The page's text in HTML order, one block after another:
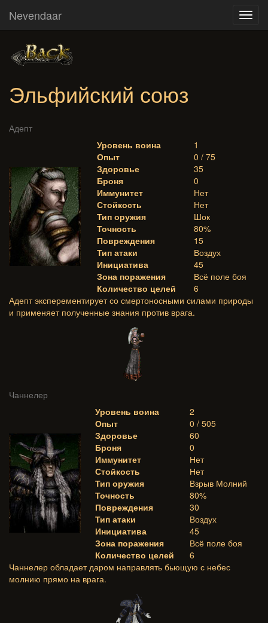
Nevendaar
Эльфийский союз
Адепт
Уровень воина
1
Опыт
0 / 75
Здоровье
35
Броня
0
Иммунитет
Нет
Стойкость
Нет
Тип оружия
Шок
Точность
80%
Повреждения
15
Тип атаки
Воздух
Инициатива
45
Зона поражения
Всё поле боя
Количество целей
6
Адепт эксперементирует со смертоносными силами природы
и применяет полученные знания против врага.
Чаннелер
Уровень воина
2
Опыт
0 / 505
Здоровье
60
Броня
0
Иммунитет
Нет
Стойкость
Нет
Тип оружия
Взрыв Молний
Точность
80%
Повреждения
30
Тип атаки
Воздух
Инициатива
45
Зона поражения
Всё поле боя
Количество целей
6
Чаннелер обладает даром направлять бьющую с небес
молнию прямо на врага.